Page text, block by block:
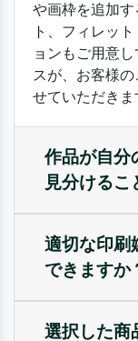
や画枠を追加
ト、フィレッ
ョンもご用意
スが、お客様
せていただきま
作品が自分
見分けるこ
適切な印刷
できますか
選択した商